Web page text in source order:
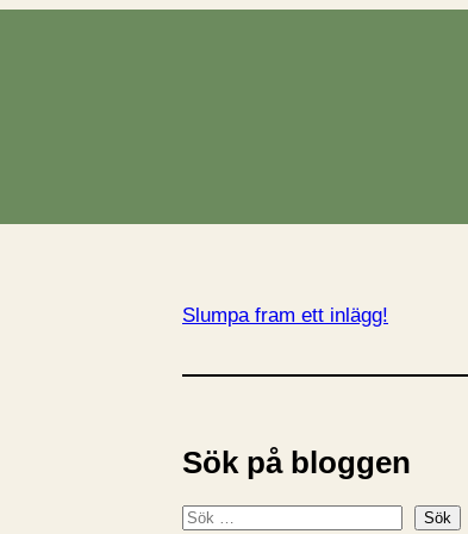
Slumpa fram ett inlägg!
Sök på bloggen
S
Sök